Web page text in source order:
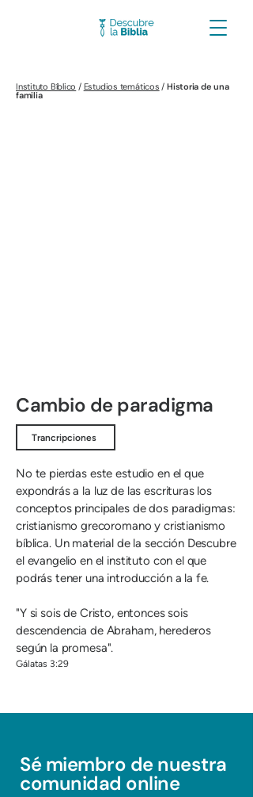
Instituto Bíblico / Estudios temáticos / Historia de una
familia
Cambio de paradigma
Trancripciones
No te pierdas este estudio en el que
expondrás a la luz de las escrituras los
conceptos principales de dos paradigmas:
cristianismo grecoromano y cristianismo
bíblica. Un material de la sección Descubre
el evangelio en el instituto con el que
podrás tener una introducción a la fe.
"Y si sois de Cristo, entonces sois
descendencia de Abraham, herederos
según la promesa".
Gálatas 3:29
​Sé miembro de nuestra
comunidad online